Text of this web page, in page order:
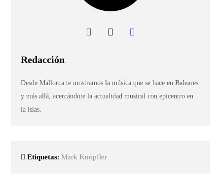
Redacción
Desde Mallorca te mostramos la música que se hace en Baleares
y más allá, acercándote la actualidad musical con epicentro en
la islas.
Etiquetas:Mark Knopfler